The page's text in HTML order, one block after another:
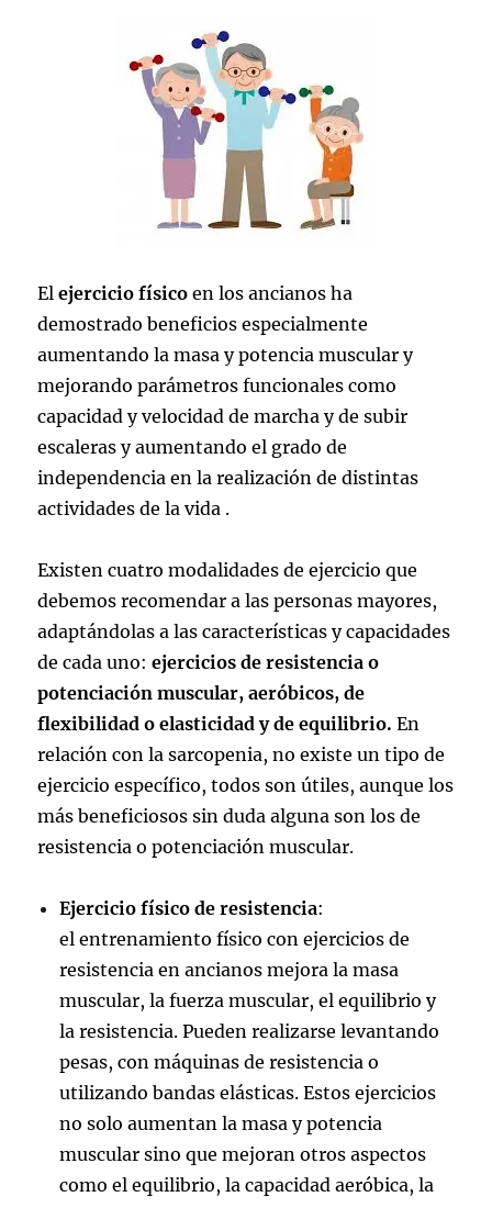
Elejercicio físico en los ancianos ha
demostrado beneficios especialmente
aumentando la masa y potencia muscular y
mejorando parámetros funcionales como
capacidad y velocidad de marcha y de subir
escaleras y aumentando el grado de
independencia en la realización de distintas
actividades de la vida .
Existen cuatro modalidades de ejercicio que
debemos recomendar a las personas mayores,
adaptándolas a las características y capacidades
de cada uno:ejercicios de resistencia o
potenciación muscular, aeróbicos, de
flexibilidad o elasticidad y de equilibrio. En
relación con la sarcopenia, no existe un tipo de
ejercicio específico, todos son útiles, aunque los
más beneficiosos sin duda alguna son los de
resistencia o potenciación muscular.
Ejercicio físico de resistencia:
el entrenamiento físico con ejercicios de
resistencia en ancianos mejora la masa
muscular, la fuerza muscular, el equilibrio y
la resistencia. Pueden realizarse levantando
pesas, con máquinas de resistencia o
utilizando bandas elásticas. Estos ejercicios
no solo aumentan la masa y potencia
muscular sino que mejoran otros aspectos
como el equilibrio, la capacidad aeróbica, la